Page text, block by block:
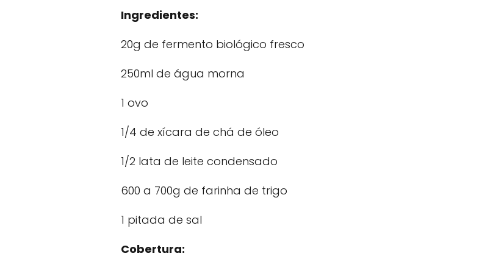
Ingredientes:
20g de fermento biológico fresco
250ml de água morna
1 ovo
1/4 de xícara de chá de óleo
1/2 lata de leite condensado
600 a 700g de farinha de trigo
1 pitada de sal
Cobertura: